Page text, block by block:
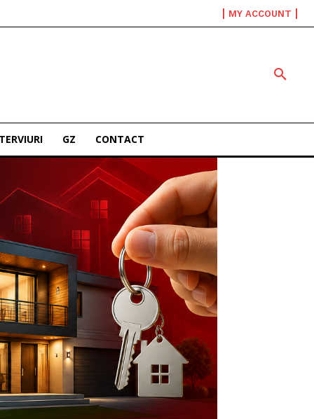
MY ACCOUNT
GZ CONTACT